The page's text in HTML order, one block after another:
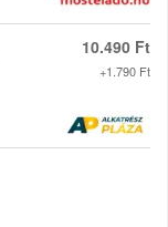
10.490 Ft
+1.790 Ft